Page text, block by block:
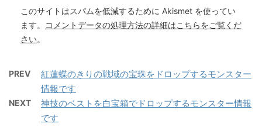
このサイトはスパムを低減するために Akismet を使ってい
ます。
コメントデータの処理方法の詳細はこちらをご覧くだ
さい。
PREV
紅蓮蝶のきりの戦域の宝珠をドロップするモンスター
情報です
NEXT
神技のベストを白宝箱でドロップするモンスター情報
です